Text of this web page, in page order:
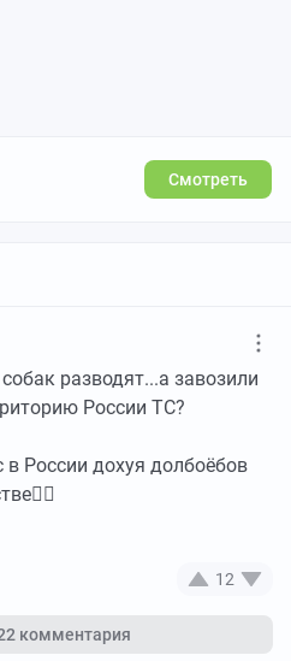
Смотреть
разводят...а завозили
России ТС?
России дохуя долбоёбов
12
комментария